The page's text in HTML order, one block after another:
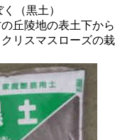
（黒土）
丘陵地の表土下か
リスマスローズの